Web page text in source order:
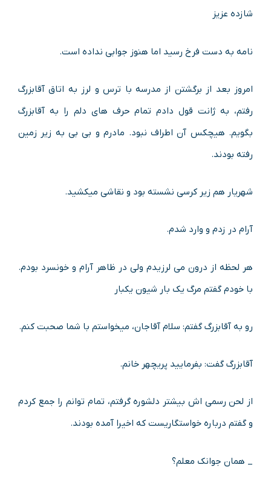
شازده عزیز
نامه به دست فرخ رسید اما هنوز جوابى نداده است.
امروز بعد از برگشتن از مدرسه با ترس و لرز به اتاق آقابزرگ
رفتم، به ژانت قول دادم تمام حرف های دلم را به آقابزرگ
بگویم. هیچکس آن اطراف نبود. مادرم و بى بى به زیر زمین
رفته بودند.
شهریار هم زیر کرسى نشسته بود و نقاشى میکشید.
آرام در زدم و وارد شدم.
هر لحظه از درون مى لرزیدم ولى در ظاهر آرام و خونسرد بودم.
با خودم گفتم مرگ یک بار شیون یکبار
رو به آقابزرگ گفتم: سلام آقاجان، میخواستم با شما صحبت کنم.
آقابزرگ گفت: بفرمایید پریچهر خانم.
از لحن رسمى اش بیشتر دلشوره گرفتم، تمام توانم را جمع کردم
و گفتم درباره خواستگاریست که اخیرا آمده بودند.
_ همان جوانک معلم؟